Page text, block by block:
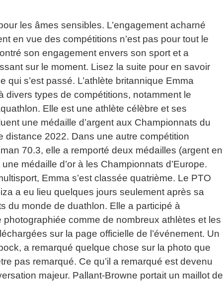
les âmes sensibles. L’engagement acharné
en vue des compétitions n’est pas pour tout le
son engagement envers son sport et a
sur le moment. Lisez la suite pour en savoir
qui s’est passé. L’athlète britannique Emma
divers types de compétitions, notamment le
Elle est une athlète célèbre et ses
une médaille d’argent aux Championnats du
distance 2022. Dans une autre compétition
70.3, elle a remporté deux médailles (argent en
médaille d’or à les Championnats d’Europe.
Emma s’est classée quatrième. Le PTO
a eu lieu quelques jours seulement après sa
du monde de duathlon. Elle a participé à
photographiée comme de nombreux athlètes et les
sur la page officielle de l’événement. Un
a remarqué quelque chose sur la photo que
pas remarqué. Ce qu’il a remarqué est devenu
majeur. Pallant-Browne portait un maillot de